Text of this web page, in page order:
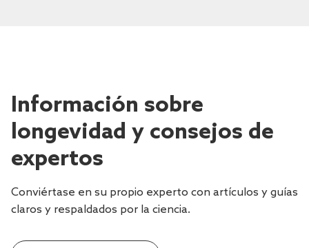
Información sobre
longevidad y consejos de
expertos
Conviértase en su propio experto con artículos y guías
claros y respaldados por la ciencia.